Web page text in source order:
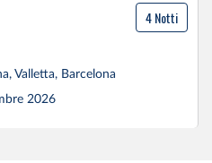
4 Notti
Valletta, Barcelona
2026